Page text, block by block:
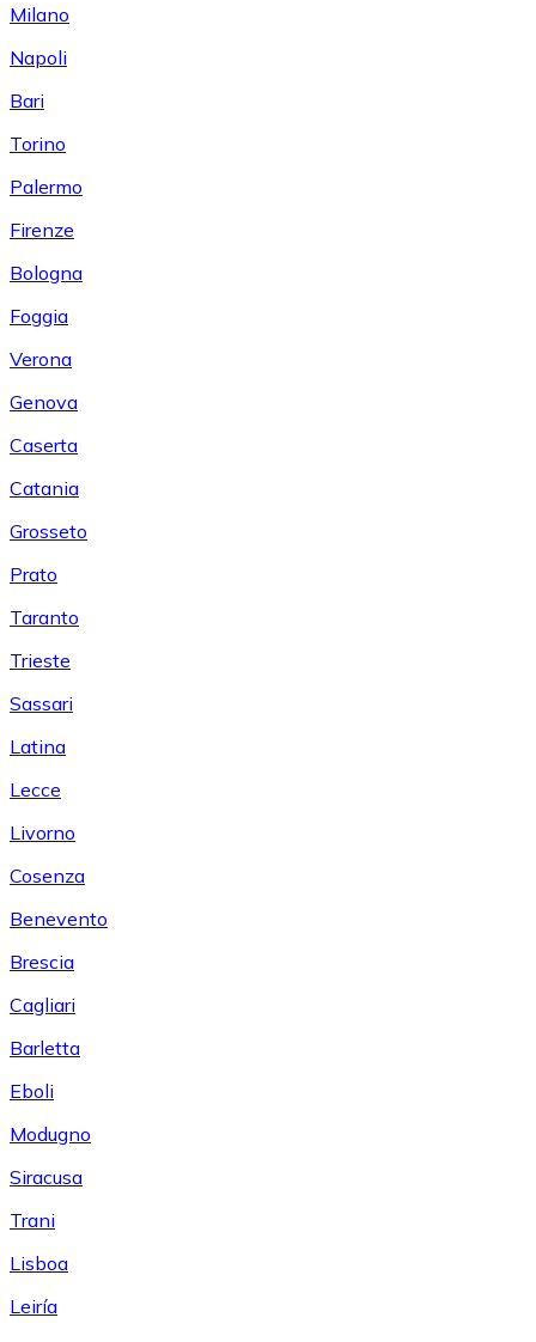
Milano
Napoli
Bari
Torino
Palermo
Firenze
Bologna
Foggia
Verona
Genova
Caserta
Catania
Grosseto
Prato
Taranto
Trieste
Sassari
Latina
Lecce
Livorno
Cosenza
Benevento
Brescia
Cagliari
Barletta
Eboli
Modugno
Siracusa
Trani
Lisboa
Leiría